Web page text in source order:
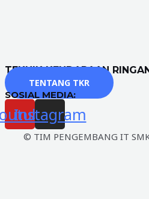
TEKNIK KENDARAAN
TENTANG TKR
SOSIAL MEDIA:
Instagram
© TIM PENGEMBANG IT